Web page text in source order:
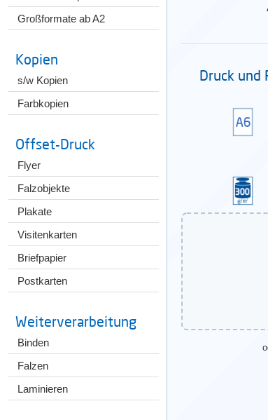
Großformate ab A2
Kopien
s/w Kopien
Farbkopien
Offset-Druck
Flyer
Falzobjekte
Plakate
Visitenkarten
Briefpapier
Postkarten
Weiterverarbeitung
Binden
Falzen
Laminieren
Druck und